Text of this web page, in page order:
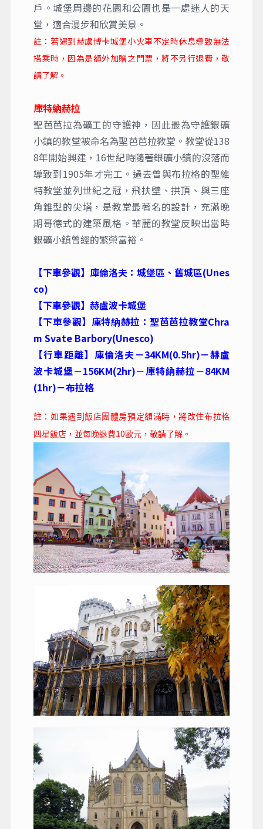
戶。城堡周邊的花園和公園也是一處迷人的天
堂，適合漫步和欣賞美景。
註：若遇到赫盧博卡城堡小火車不定時休息導致無法
搭乘時，因為是額外加贈之門票，將不另行退費，敬
請了解。
庫特納赫拉
聖芭芭拉為礦工的守護神，因此最為守護銀礦
小鎮的教堂被命名為聖芭芭拉教堂。教堂從138
8年開始興建，16世紀時隨著銀礦小鎮的沒落而
導致到1905年才完工。過去曾與布拉格的聖維
特教堂並列世紀之冠，飛扶壁、拱頂、與三座
角錐型的尖塔，是教堂最著名的設計，充滿晚
期哥德式的建築風格。華麗的教堂反映出當時
銀礦小鎮曾經的繁榮富裕。
【下車參觀】庫倫洛夫：城堡區、舊城區(Unes
co)
【下車參觀】赫盧波卡城堡
【下車參觀】庫特納赫拉：聖芭芭拉教堂Chra
m Svate Barbory(Unesco)
【行車距離】庫倫洛夫－34KM(0.5hr)－赫盧
波卡城堡－156KM(2hr)－庫特納赫拉－84KM
(1hr)－布拉格
註：如果遇到飯店團體房預定額滿時，將改住布拉格
四星飯店，並每晚退費10歐元，敬請了解。